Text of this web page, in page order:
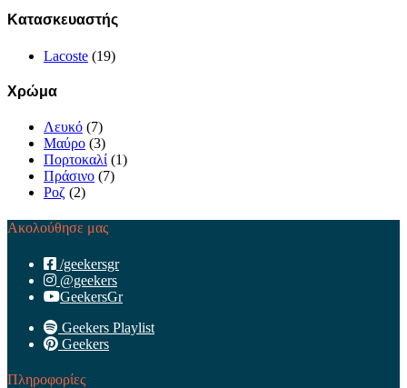
Κατασκευαστής
Lacoste (19)
Χρώμα
Λευκό (7)
Μαύρο (3)
Πορτοκαλί (1)
Πράσινο (7)
Ροζ (2)
Ακολούθησε μας
/geekersgr
@geekers
GeekersGr
Geekers Playlist
Geekers
Πληροφορίες